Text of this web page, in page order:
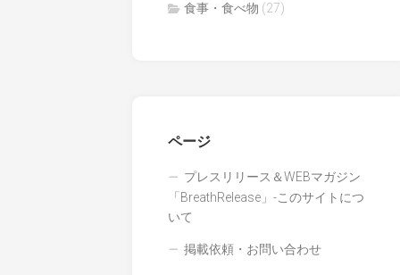
食事・食べ物 (27)
ページ
プレスリリース＆WEBマガジン
「BreathRelease」-このサイトにつ
いて
掲載依頼・お問い合わせ